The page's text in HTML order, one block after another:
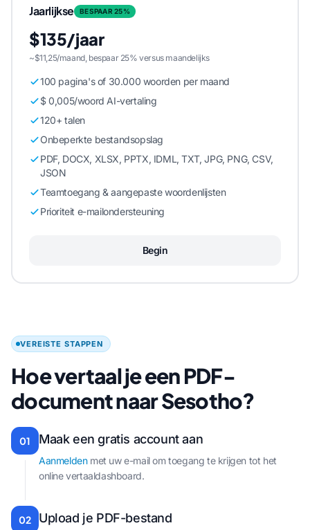
Jaarlijkse BESPAAR 25%
$135/jaar
~$11,25/maand, bespaar 25% versus maandelijks
100 pagina's of 30.000 woorden per maand
$ 0,005/woord AI-vertaling
120+ talen
Onbeperkte bestandsopslag
PDF, DOCX, XLSX, PPTX, IDML, TXT, JPG, PNG, CSV,
JSON
Teamtoegang & aangepaste woordenlijsten
Prioriteit e-mailondersteuning
Begin
VEREISTE STAPPEN
Hoe vertaal je een PDF-
document naar Sesotho?
01 Maak een gratis account aan
Aanmeldenmet uw e-mail om toegang te krijgen tot het
online vertaaldashboard.
02 Upload je PDF-bestand